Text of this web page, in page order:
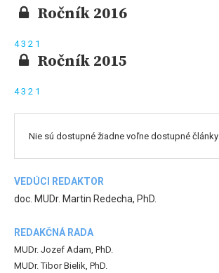
Ročník 2016
43 2 1
Ročník 2015
43 2 1
Nie sú dostupné žiadne voľne dostupné články
VEDÚCI REDAKTOR
doc. MUDr. Martin Redecha, PhD.
REDAKČNÁ RADA
MUDr. Jozef Adam, PhD.
MUDr. Tibor Bielik, PhD.